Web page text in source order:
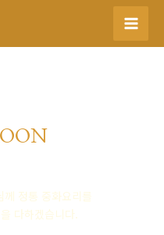
Main
정통 중화요리를
다하겠습니다.